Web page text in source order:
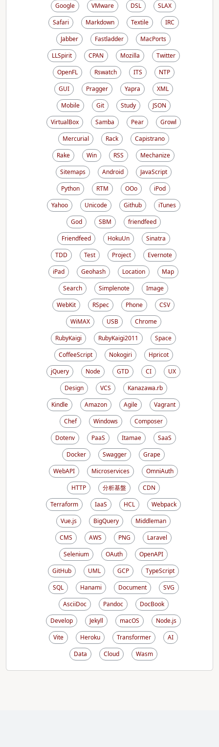
Google
VMware DSL
SLAX
Safari
Markdown Textile
IRC
Jabber
Fastladder
MacPorts
LLSpirit
CPAN Mozilla
Twitter
OpenFL
Rswatch ITS
NTP
GUI
Pragger Yapra
XML
Mobile
Git Study
JSON
VirtualBox
Samba Pear
Growl
Mercurial
Rack
Capistrano
Rake
Win RSS
Mechanize
Sitemaps
Android
JavaScript
Python
RTM OOo
iPod
Yahoo
Unicode Github
iTunes
God
SBM
friendfeed
Friendfeed
HokuUn
Sinatra
TDD
Test Project
Evernote
iPad
Geohash Location
Map
Search
Simplenote
Image
WebKit
RSpec Phone
CSV
WiMAX
USB
Chrome
RubyKaigi
RubyKaigi2011
Space
CoffeeScript
Nokogiri
Hpricot
jQuery
Node GTD CI
UX
Design
VCS
Kanazawa.rb
Kindle
Amazon Agile
Vagrant
Chef
Windows
Composer
Dotenv
PaaS Itamae
SaaS
Docker
Swagger
Grape
WebAPI
Microservices
OmniAuth
HTTP
分析基盤
CDN
Terraform
IaaS HCL
Webpack
Vue.js
BigQuery
Middleman
CMS
AWS PNG
Laravel
Selenium
OAuth
OpenAPI
GitHub
UML GCP
TypeScript
SQL
Hanami Document
SVG
AsciiDoc
Pandoc
DocBook
Develop
Jekyll macOS
Node.js
Vite
Heroku Transformer
AI
Data
Cloud Wasm